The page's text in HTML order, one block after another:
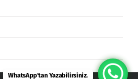
WhatsApp'tan Yazabilirsiniz.